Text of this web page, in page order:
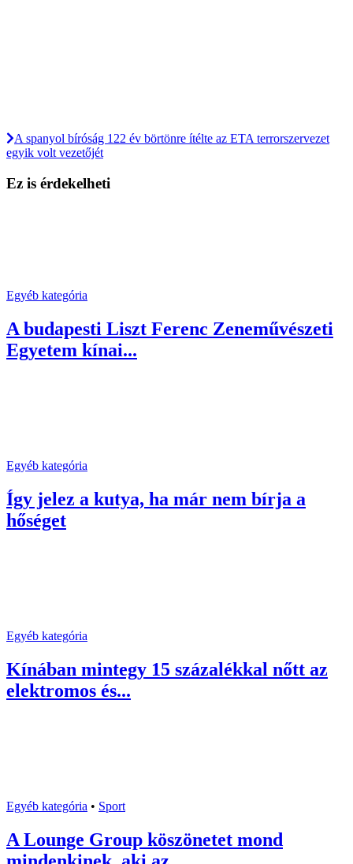
A spanyol bíróság 122 év börtönre ítélte az ETA terrorszervezet
egyik volt vezetőjét
Ez is érdekelheti
Egyéb kategória
A budapesti Liszt Ferenc Zeneművészeti
Egyetem kínai...
Egyéb kategória
Így jelez a kutya, ha már nem bírja a
hőséget
Egyéb kategória
Kínában mintegy 15 százalékkal nőtt az
elektromos és...
Egyéb kategória • Sport
A Lounge Group köszönetet mond